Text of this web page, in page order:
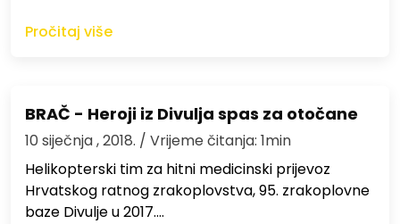
Pročitaj više
BRAČ - Heroji iz Divulja spas za otočane
10 siječnja , 2018. / Vrijeme čitanja: 1min
Helikopterski tim za hitni medicinski prijevoz
Hrvatskog ratnog zrakoplovstva, 95. zrakoplovne
baze Divulje u 2017.…